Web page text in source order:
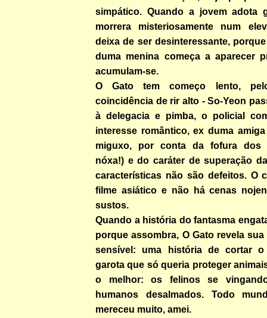
simpático. Quando a jovem adota
morrera misteriosamente num
deixa de ser desinteressante,
duma menina começa a aparecer
acumulam-se.
O Gato tem começo lento,
coincidência de rir alto - So-Yeon
à delegacia e pimba, o policial
interesse romântico, ex duma
miguxo, por conta da fofura dos
nóxa!) e do caráter de superação
características não são defeitos. O
filme asiático e não há cenas
sustos.
Quando a história do fantasma
porque assombra, O Gato revela
sensível: uma história de cortar
garota que só queria proteger
o melhor: os felinos se
humanos desalmados. Todo
mereceu muito, amei.